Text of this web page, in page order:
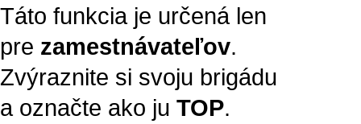
Táto funkcia je určená len
pre zamestnávateľov.
Zvýraznite si svoju brigádu
a označte ako ju TOP.